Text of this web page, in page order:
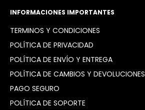
Instagram: @territoriofutbol2_
INFORMACIONES IMPORTANTES
TÉRMINOS Y CONDICIONES
POLÍTICA DE PRIVACIDAD
POLÍTICA DE ENVÍO Y ENTREGA
POLÍTICA DE CAMBIOS Y DEVOLUCIONES
PAGO SEGURO
POLÍTICA DE SOPORTE